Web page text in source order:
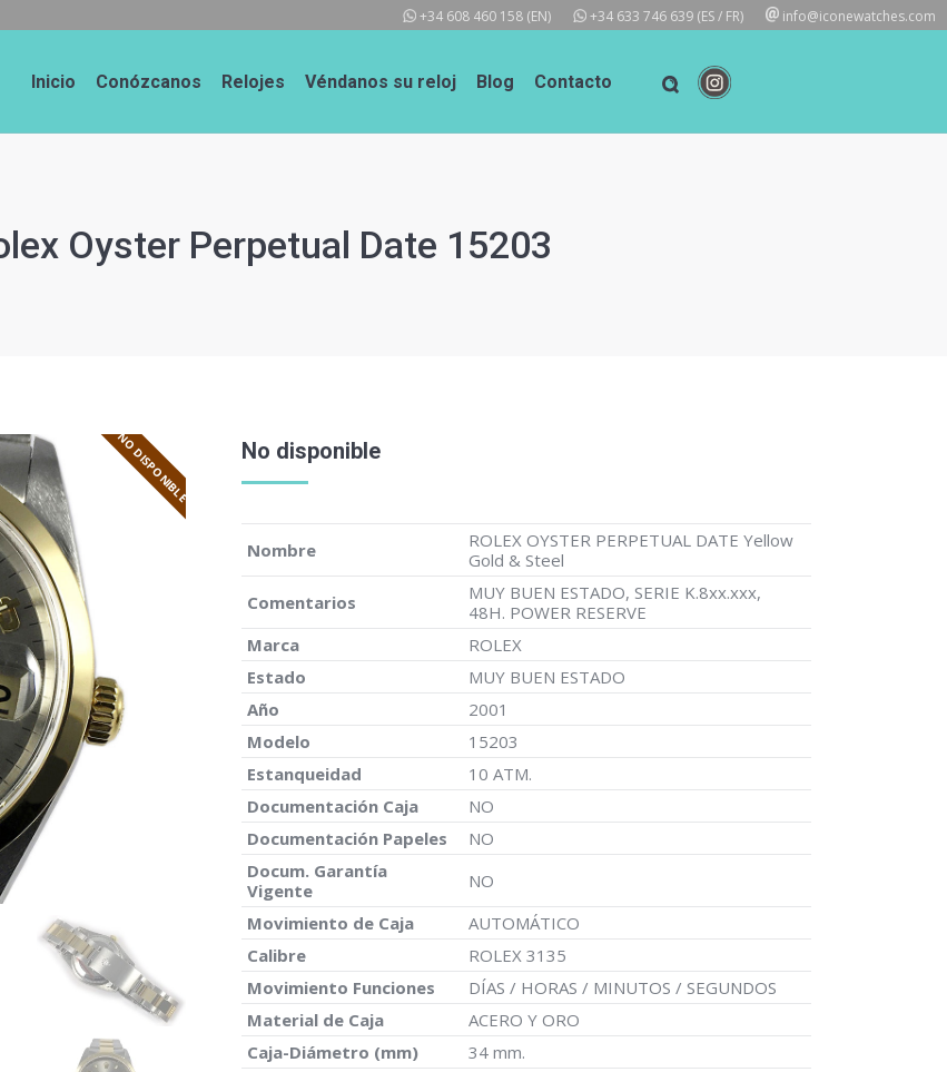
info@iconewatches.com
+34 633 746 639 (ES / FR)
+34 608 460 158 (EN)
Inicio Conózcanos Relojes Véndanos su reloj Blog Contacto
Oyster Perpetual Date 15203
NO DISPONIBLE No disponible
Nombre
ROLEX OYSTER PERPETUAL DATE Yellow
Gold & Steel
Comentarios
MUY BUEN ESTADO, SERIE K.8xx.xxx,
48H. POWER RESERVE
Marca
ROLEX
Estado
MUY BUEN ESTADO
Año
2001
Modelo
15203
Estanqueidad
10 ATM.
Documentación Caja
NO
Documentación Papeles
NO
Docum. Garantía
Vigente
NO
Movimiento de Caja
AUTOMÁTICO
Calibre
ROLEX 3135
Movimiento Funciones
DÍAS / HORAS / MINUTOS / SEGUNDOS
Material de Caja
ACERO Y ORO
Caja-Diámetro (mm)
34 mm.